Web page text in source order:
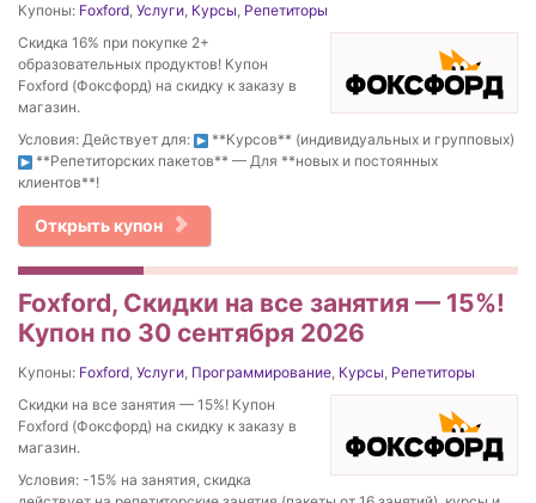
Купоны: Foxford, Услуги, Курсы, Репетиторы
Скидка 16% при покупке 2+
образовательных продуктов! Купон
Foxford (Фоксфорд) на скидку к заказу в
магазин.
Условия: Действует для:
**Курсов** (индивидуальных и групповых)
**Репетиторских пакетов** — Для **новых и постоянных
клиентов**!
Открыть купон
Foxford, Cкидки на все занятия — 15%!
Купон по 30 сентября 2026
Купоны: Foxford, Услуги, Программирование, Курсы, Репетиторы
Cкидки на все занятия — 15%! Купон
Foxford (Фоксфорд) на скидку к заказу в
магазин.
Условия: -15% на занятия, скидка